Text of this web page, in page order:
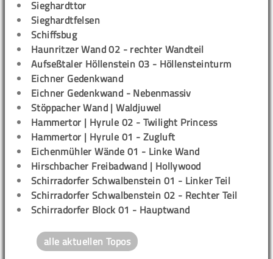
Sieghardttor
Sieghardtfelsen
Schiffsbug
Haunritzer Wand 02 - rechter Wandteil
Aufseßtaler Höllenstein 03 - Höllensteinturm
Eichner Gedenkwand
Eichner Gedenkwand - Nebenmassiv
Stöppacher Wand | Waldjuwel
Hammertor | Hyrule 02 - Twilight Princess
Hammertor | Hyrule 01 - Zugluft
Eichenmühler Wände 01 - Linke Wand
Hirschbacher Freibadwand | Hollywood
Schirradorfer Schwalbenstein 01 - Linker Teil
Schirradorfer Schwalbenstein 02 - Rechter Teil
Schirradorfer Block 01 - Hauptwand
alle aktuellen Topos